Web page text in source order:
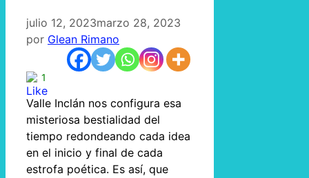
julio 12, 2023marzo 28, 2023
por Glean Rimano
1
Valle Inclán nos configura esa
misteriosa bestialidad del
tiempo redondeando cada idea
en el inicio y final de cada
estrofa poética. Es así, que